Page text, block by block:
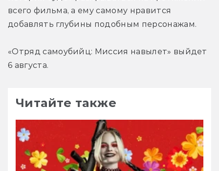
всего фильма, а ему самому нравится
добавлять глубины подобным персонажам.
«Отряд самоубийц: Миссия навылет» выйдет
6 августа.
Читайте также